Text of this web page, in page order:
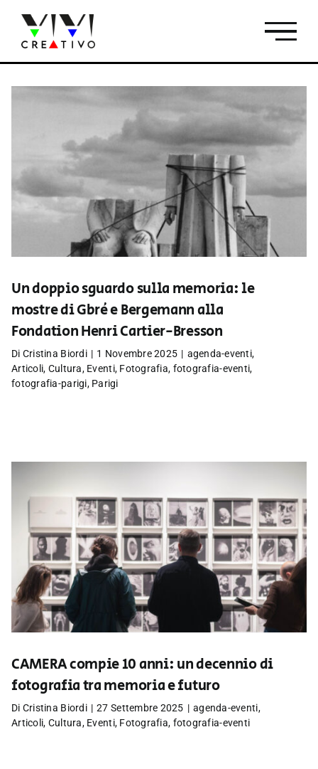
contenuto
Un doppio sguardo sulla memoria: le
mostre di Gbré e Bergemann alla
Fondation Henri Cartier-Bresson
Di Cristina Biordi | 1 Novembre 2025 | agenda-eventi,
Articoli, Cultura, Eventi, Fotografia, fotografia-eventi,
fotografia-parigi, Parigi
CAMERA compie 10 anni: un decennio di
fotografia tra memoria e futuro
Di Cristina Biordi | 27 Settembre 2025 | agenda-eventi,
Articoli, Cultura, Eventi, Fotografia, fotografia-eventi